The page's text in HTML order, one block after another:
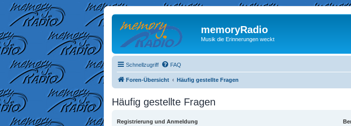
memoryRadio
Musik die Erinnerungen weckt
Schnellzugriff FAQ
Foren-Übersicht Häufig gestellte Fragen
Häufig gestellte Fragen
Registrierung und Anmeldung